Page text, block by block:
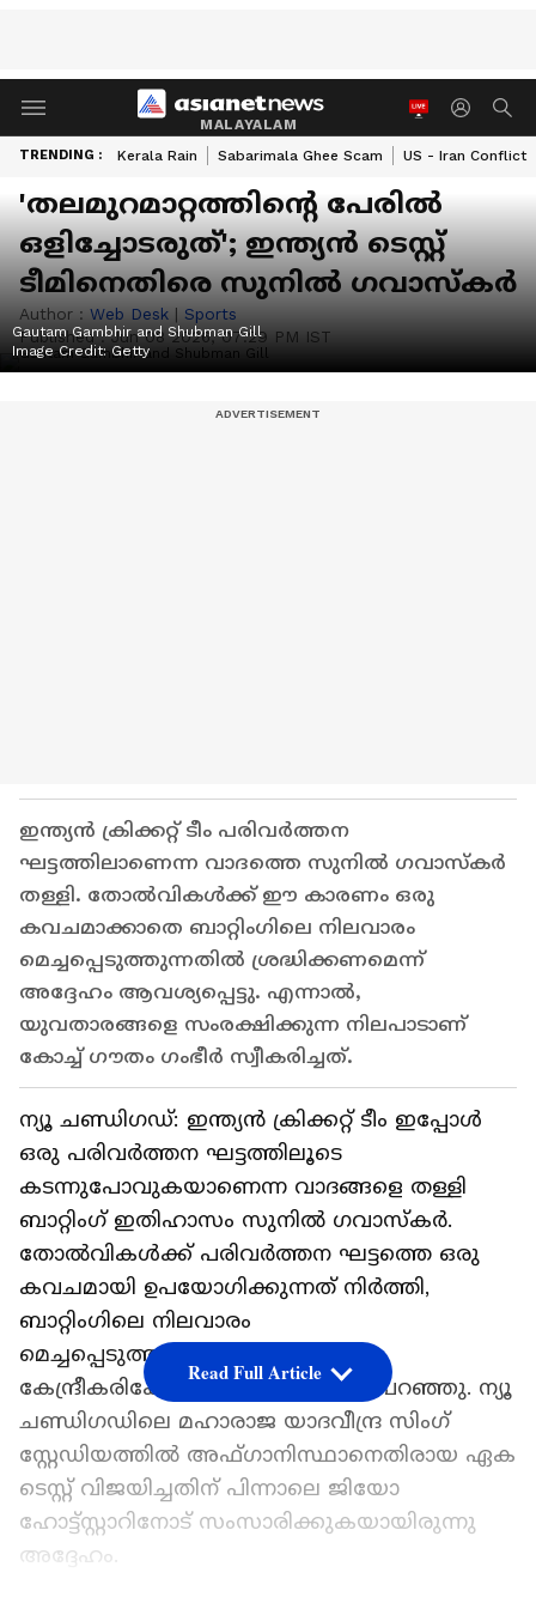
MALAYALAM
TRENDING : Kerala Rain Sabarimala Ghee Scam US - Iran Conflict
'തലമുറമാറ്റത്തിന്റെ പേരില്‍
ഒളിച്ചോടരുത്'; ഇന്ത്യന്‍ ടെസ്റ്റ്
ടീമിനെതിരെ സുനില്‍ ഗവാസ്‌കര്‍
Author : Web Desk | Sports
Published :Jun 08 2026, 07:29 PM IST
Gautam Gambhir and Shubman Gill
Image Credit:Getty
ഇന്ത്യന്‍ ക്രിക്കറ്റ് ടീം പരിവര്‍ത്തന
ഘട്ടത്തിലാണെന്ന വാദത്തെ സുനില്‍ ഗവാസ്‌കര്‍
തള്ളി. തോല്‍വികള്‍ക്ക് ഈ കാരണം ഒരു
കവചമാക്കാതെ ബാറ്റിംഗിലെ നിലവാരം
മെച്ചപ്പെടുത്തുന്നതില്‍ ശ്രദ്ധിക്കണമെന്ന്
അദ്ദേഹം ആവശ്യപ്പെട്ടു. എന്നാല്‍,
യുവതാരങ്ങളെ സംരക്ഷിക്കുന്ന നിലപാടാണ്
കോച്ച് ഗൗതം ഗംഭീര്‍ സ്വീകരിച്ചത്.
ന്യൂ ചണ്ഡിഗഡ്: ഇന്ത്യന്‍ ക്രിക്കറ്റ് ടീം ഇപ്പോള്‍
ഒരു പരിവര്‍ത്തന ഘട്ടത്തിലൂടെ
കടന്നുപോവുകയാണെന്ന വാദങ്ങളെ തള്ളി
ബാറ്റിംഗ് ഇതിഹാസം സുനില്‍ ഗവാസ്‌കര്‍.
തോല്‍വികള്‍ക്ക് പരിവര്‍ത്തന ഘട്ടത്തെ ഒരു
കവചമായി ഉപയോഗിക്കുന്നത് നിര്‍ത്തി,
ബാറ്റിംഗിലെ നിലവാരം
മെച്ചപ്പെടുത്തുന്നതിലാണ് ടീം ശ്രദ്ധ
കേന്ദ്രീകരിക്കേണ്ടതെന്ന് അദ്ദേഹം പറഞ്ഞു. ന്യൂ
ചണ്ഡിഗഡിലെ മഹാരാജ യാദവീന്ദ്ര സിംഗ്
സ്റ്റേഡിയത്തില്‍ അഫ്ഗാനിസ്ഥാനെതിരായ ഏക
ടെസ്റ്റ് വിജയിച്ചതിന് പിന്നാലെ ജിയോ
ഹോട്ട്സ്റ്റാറിനോട് സംസാരിക്കുകയായിരുന്നു
അദ്ദേഹം.
Read Full Article